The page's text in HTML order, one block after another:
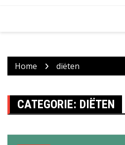
Home diëten
CATEGORIE: DIËTEN